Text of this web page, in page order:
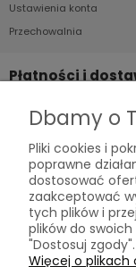
Ustawienia konta
Przechowalnia
Płatności i
Formy płatności
Czas i koszty dostawy
Czas realizacji
Informacje
Polityka prywatności
Jak kupować?
Dbamy o
Pliki cookies i
poprawne
dostosować
zaakceptować
tych plików i
plików do
"Dostosuj zgody".
Więcej o plikach